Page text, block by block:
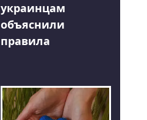
украинцам
объяснили
правила